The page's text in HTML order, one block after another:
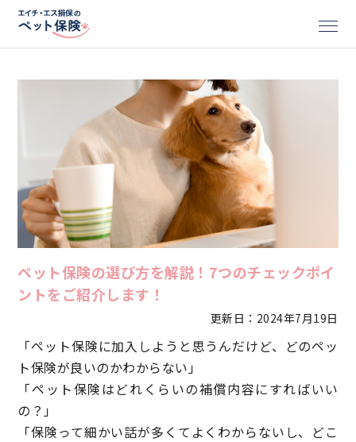
ペット保険の選び方を解説！7つのチェックポイ
ントをご紹介します！
更新日：2024年7月19日
「ペット保険に加入しようと思うんだけど、どのペッ
ト保険が良いのかわからない」
「ペット保険はどれくらいの補償内容にすればいい
の？」
「保険って細かい話が多くてよくわからないし、どこ